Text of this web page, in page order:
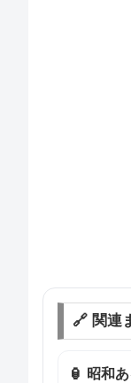
🔗 関連
🏮 昭和